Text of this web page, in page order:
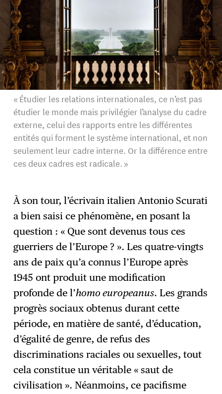
« Étudier les relations internationales, ce n’est pas
étudier le monde mais privilégier l’analyse du cadre
externe, celui des rapports entre les différentes
entités qui forment le système international, et non
seulement leur cadre interne. Or la différence entre
ces deux cadres est radicale. »
À son tour, l’écrivain italien Antonio Scurati
a bien saisi ce phénomène, en posant la
question : « Que sont devenus tous ces
guerriers de l’Europe ? ». Les quatre-vingts
ans de paix qu’a connus l’Europe après
1945 ont produit une modification
profonde de l’homo europeanus. Les grands
progrès sociaux obtenus durant cette
période, en matière de santé, d’éducation,
d’égalité de genre, de refus des
discriminations raciales ou sexuelles, tout
cela constitue un véritable « saut de
civilisation ». Néanmoins, ce pacifisme